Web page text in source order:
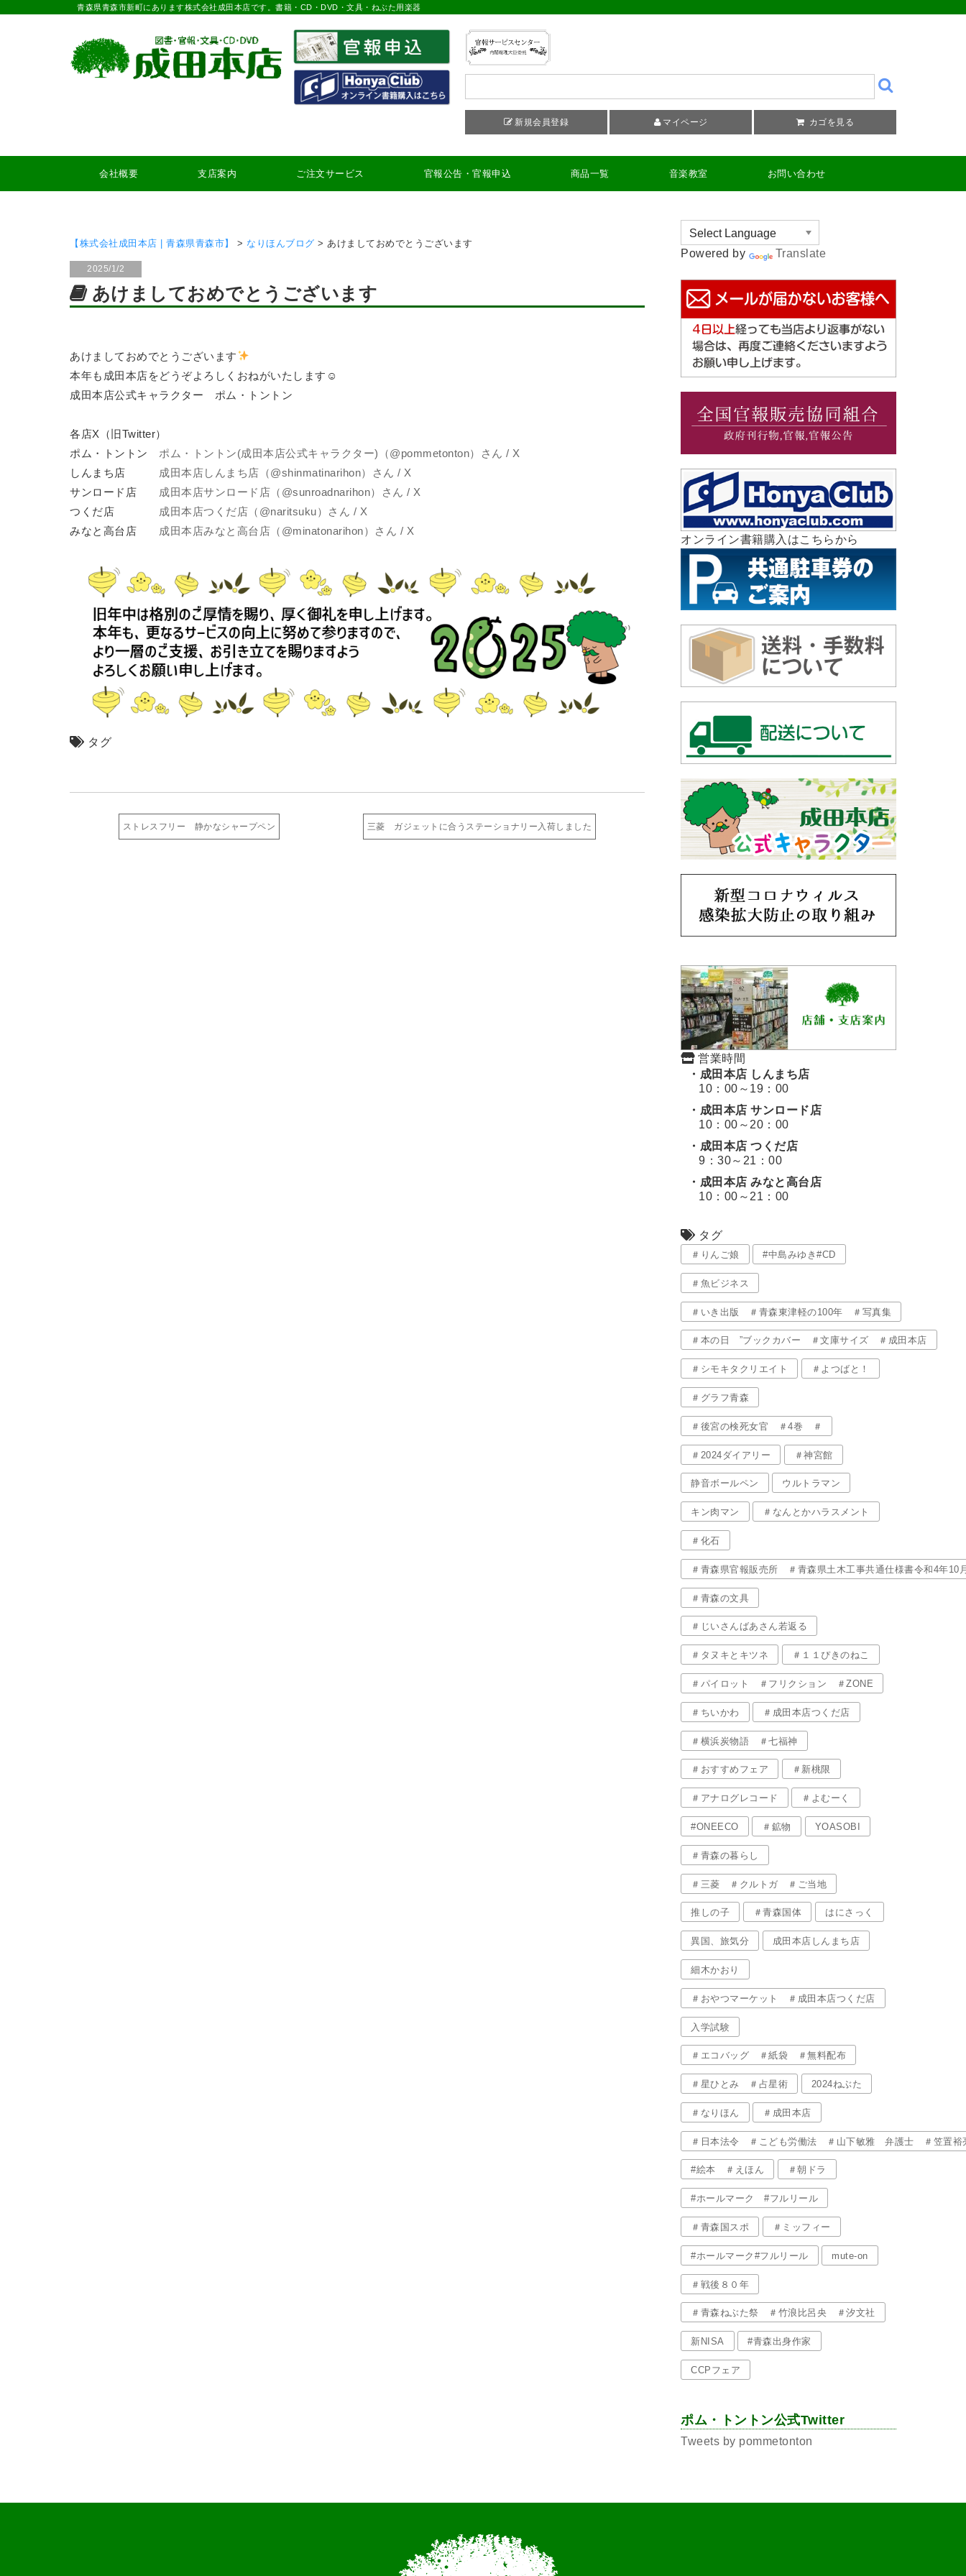
青森県青森市新町にあります株式会社成田本店です。書籍・CD・DVD・文具・ねぶた用楽器
新規会員登録 マイページ カゴを見る
会社概要 支店案内 ご注文サービス 官報公告・官報申込 商品一覧 音楽教室 お問い合わせ
【株式会社成田本店 | 青森県青森市】 > なりほんブログ > あけましておめでとうございます
2025/1/2
あけましておめでとうございます
あけましておめでとうございます
本年も成田本店をどうぞよろしくおねがいたします☺
成田本店公式キャラクター ポム・トントン
各店X（旧Twitter）
ポム・トントン ポム・トントン(成田本店公式キャラクター)（@pommetonton）さん / X
しんまち店
成田本店しんまち店（@shinmatinarihon）さん / X
サンロード店
成田本店サンロード店（@sunroadnarihon）さん / X
つくだ店
成田本店つくだ店（@naritsuku）さん / X
みなと高台店
成田本店みなと高台店（@minatonarihon）さん / X
タグ
ストレスフリー 静かなシャープペン 三菱 ガジェットに合うステーショナリー入荷しました
Powered by Translate
オンライン書籍購入はこちらから
営業時間
・成田本店 しんまち店
10：00～19：00
・成田本店 サンロード店
10：00～20：00
・成田本店 つくだ店
9：30～21：00
・成田本店 みなと高台店
10：00～21：00
タグ
＃りんご娘 #中島みゆき#CD
＃魚ビジネス
＃いき出版 ＃青森東津軽の100年 ＃写真集
＃本の日 ”ブックカバー ＃文庫サイズ ＃成田本店
＃シモキタクリエイト ＃よつばと！
＃グラフ青森
＃後宮の検死女官 ＃4巻 ＃
＃2024ダイアリー ＃神宮館
静音ボールペン ウルトラマン
キン肉マン ＃なんとかハラスメント
＃化石
＃青森県官報販売所 ＃青森県土木工事共通仕様書令和4年10
＃青森の文具
＃じいさんばあさん若返る
＃タヌキとキツネ ＃１１ぴきのねこ
＃パイロット ＃フリクション ＃ZONE
＃ちいかわ ＃成田本店つくだ店
＃横浜炭物語 ＃七福神
＃おすすめフェア ＃新桃限
＃アナログレコード ＃よむーく
#ONEECO ＃鉱物 YOASOBI
＃青森の暮らし
＃三菱 ＃クルトガ ＃ご当地
推しの子 ＃青森国体 はにさっく
異国、旅気分 成田本店しんまち店
細木かおり
＃おやつマーケット ＃成田本店つくだ店
入学試験
＃エコバッグ ＃紙袋 ＃無料配布
＃星ひとみ ＃占星術 2024ねぶた
＃なりほん ＃成田本店
＃日本法令 ＃こども労働法 ＃山下敏雅 弁護士 ＃笠置
#絵本 ＃えほん ＃朝ドラ
#ホールマーク #フルリール
＃青森国スポ ＃ミッフィー
#ホールマーク#フルリール mute-on
＃戦後８０年
＃青森ねぶた祭 ＃竹浪比呂央 ＃汐文社
新NISA #青森出身作家
CCPフェア
ポム・トントン公式Twitter
Tweets by pommetonton